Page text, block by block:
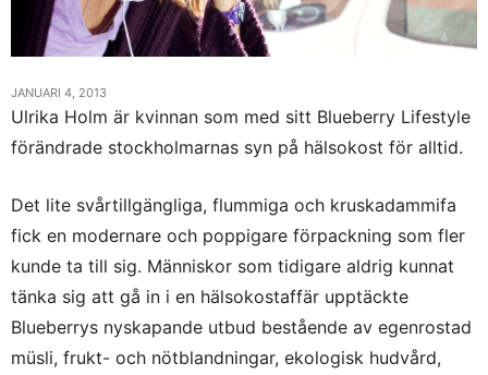
JANUARI 4, 2013
Ulrika Holm är kvinnan som med sitt Blueberry Lifestyle
förändrade stockholmarnas syn på hälsokost för alltid.
Det lite svårtillgängliga, flummiga och kruskadammifa
fick en modernare och poppigare förpackning som fler
kunde ta till sig. Människor som tidigare aldrig kunnat
tänka sig att gå in i en hälsokostaffär upptäckte
Blueberrys nyskapande utbud bestående av egenrostad
müsli, frukt- och nötblandningar, ekologisk hudvård,